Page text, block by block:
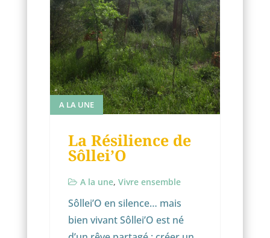
A LA UNE
La Résilience de
Sôllei’O
A la une,Vivre ensemble
Sôllei’O en silence… mais
bien vivant Sôllei’O est né